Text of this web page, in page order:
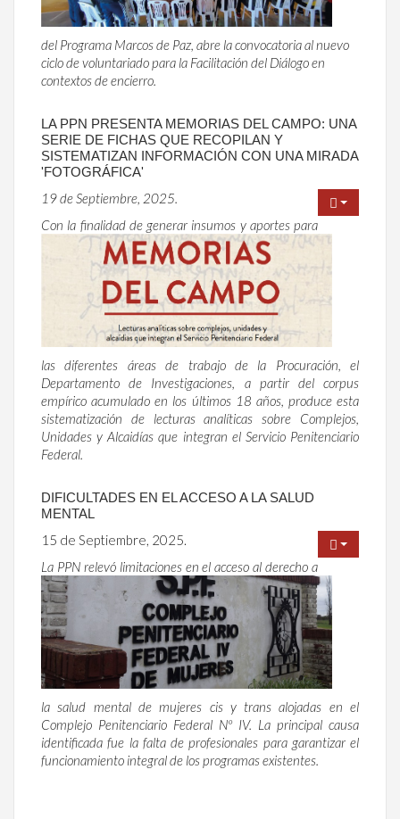
del Programa Marcos de Paz, abre la convocatoria al nuevo
ciclo de voluntariado para la Facilitación del Diálogo en
contextos de encierro.
LA PPN PRESENTA MEMORIAS DEL CAMPO: UNA
SERIE DE FICHAS QUE RECOPILAN Y
SISTEMATIZAN INFORMACIÓN CON UNA MIRADA
'FOTOGRÁFICA'
19 de Septiembre, 2025.
Con la finalidad de generar insumos y aportes para
las diferentes áreas de trabajo de la Procuración, el
Departamento de Investigaciones, a partir del corpus
empírico acumulado en los últimos 18 años, produce esta
sistematización de lecturas analíticas sobre Complejos,
Unidades y Alcaidías que integran el Servicio Penitenciario
Federal.
DIFICULTADES EN EL ACCESO A LA SALUD
MENTAL
15 de Septiembre, 2025.
La PPN relevó limitaciones en el acceso al derecho a
la salud mental de mujeres cis y trans alojadas en el
Complejo Penitenciario Federal Nº IV. La principal causa
identificada fue la falta de profesionales para garantizar el
funcionamiento integral de los programas existentes.